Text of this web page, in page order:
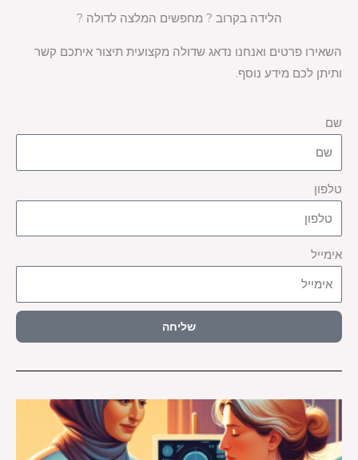
הלידה בקרוב ? מחפשים המלצה לדולה ?
השאירו פרטים ואנחנו נדאג שדולה מקצועית תיצור איתכם קשר
ותיתן לכם מידע נוסף.
שם
טלפון
אימייל
שליחה